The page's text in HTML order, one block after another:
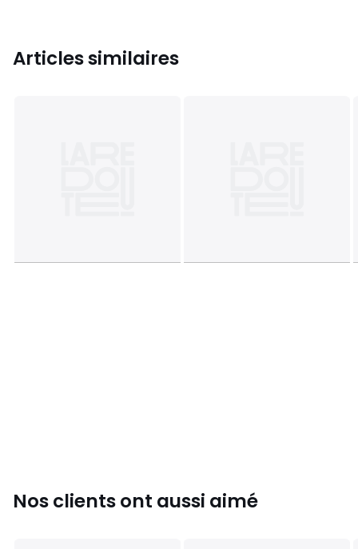
Articles similaires
Nos clients ont aussi aimé